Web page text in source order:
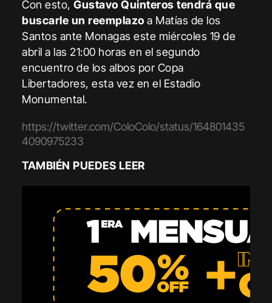
Con esto,Gustavo Quinteros tendrá que
buscarle un reemplazo a Matías de los
Santos ante Monagas este miércoles 19 de
abril a las 21:00 horas en el segundo
encuentro de los albos por Copa
Libertadores, esta vez en el Estadio
Monumental.
https://twitter.com/ColoColo/status/164801435
4090975233
TAMBIÉN PUEDES LEER